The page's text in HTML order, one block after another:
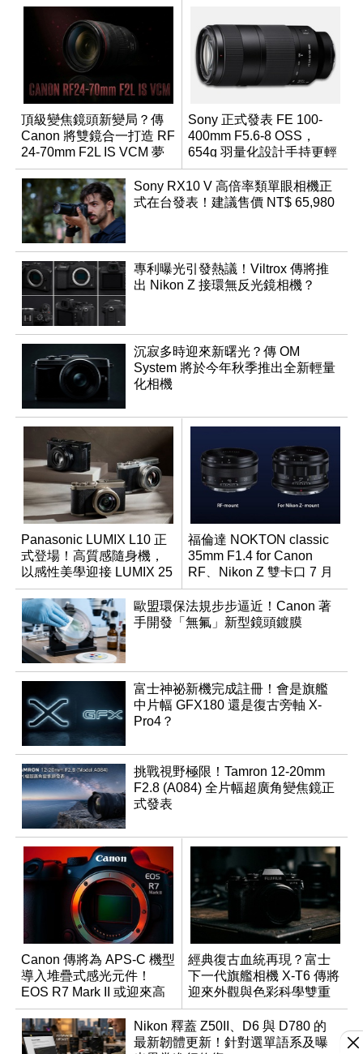
頂級變焦鏡頭新變局？傳
Canon 將雙鏡合一打造 RF
24-70mm F2L IS VCM 夢
幻規格
Sony 正式發表 FE 100-
400mm F5.6-8 OSS，
654g 羽量化設計手持更輕
鬆
Sony RX10 V 高倍率類單眼相機正
式在台發表！建議售價 NT$ 65,980
專利曝光引發熱議！Viltrox 傳將推
出 Nikon Z 接環無反光鏡相機？
沉寂多時迎來新曙光？傳 OM
System 將於今年秋季推出全新輕量
化相機
Panasonic LUMIX L10 正
式登場！高質感隨身機，
以感性美學迎接 LUMIX 25
週年
福倫達 NOKTON classic
35mm F1.4 for Canon
RF、Nikon Z 雙卡口 7 月
同步登台
歐盟環保法規步步逼近！Canon 著
手開發「無氟」新型鏡頭鍍膜
富士神祕新機完成註冊！會是旗艦
中片幅 GFX180 還是復古旁軸 X-
Pro4？
挑戰視野極限！Tamron 12-20mm
F2.8 (A084) 全片幅超廣角變焦鏡正
式發表
Canon 傳將為 APS-C 機型
導入堆疊式感光元件！
EOS R7 Mark II 或迎來高
速讀出升級
經典復古血統再現？富士
下一代旗艦相機 X-T6 傳將
迎來外觀與色彩科學雙重
優化
Nikon 釋蓋 Z50II、D6 與 D780 的
最新韌體更新！針對選單語系及曝